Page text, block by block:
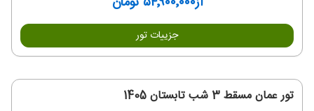
جزییات تور
تور عمان مسقط 3 شب تابستان 1405